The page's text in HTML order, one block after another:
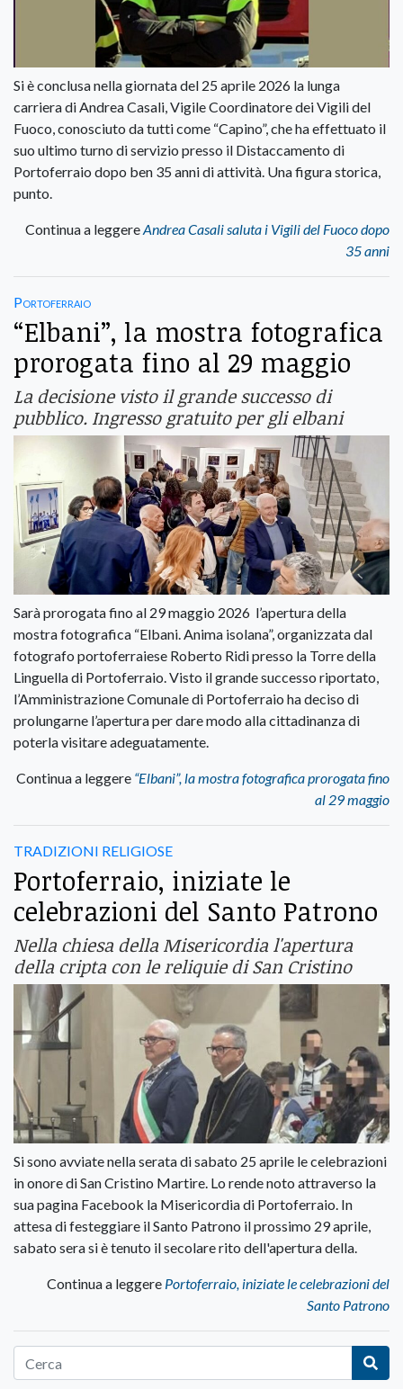
Si è conclusa nella giornata del 25 aprile 2026 la lunga
carriera di Andrea Casali, Vigile Coordinatore dei Vigili del
Fuoco, conosciuto da tutti come “Capino”, che ha effettuato il
suo ultimo turno di servizio presso il Distaccamento di
Portoferraio dopo ben 35 anni di attività. Una figura storica,
punto.
Continua a leggereAndrea Casali saluta i Vigili del Fuoco dopo
35 anni
Portoferraio
“Elbani”, la mostra fotografica
prorogata fino al 29 maggio
La decisione visto il grande successo di
pubblico. Ingresso gratuito per gli elbani
Sarà prorogata fino al 29 maggio 2026 l’apertura della
mostra fotografica “Elbani. Anima isolana”, organizzata dal
fotografo portoferraiese Roberto Ridi presso la Torre della
Linguella di Portoferraio. Visto il grande successo riportato,
l’Amministrazione Comunale di Portoferraio ha deciso di
prolungarne l’apertura per dare modo alla cittadinanza di
poterla visitare adeguatamente.
Continua a leggere “Elbani”, la mostra fotografica prorogata fino
al 29 maggio
TRADIZIONI RELIGIOSE
Portoferraio, iniziate le
celebrazioni del Santo Patrono
Nella chiesa della Misericordia l'apertura
della cripta con le reliquie di San Cristino
Si sono avviate nella serata di sabato 25 aprile le celebrazioni
in onore di San Cristino Martire. Lo rende noto attraverso la
sua pagina Facebook la Misericordia di Portoferraio. In
attesa di festeggiare il Santo Patrono il prossimo 29 aprile,
sabato sera si è tenuto il secolare rito dell'apertura della.
Continua a leggere Portoferraio, iniziate le celebrazioni del
Santo Patrono